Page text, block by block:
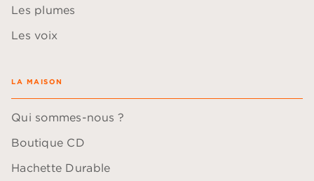
Les plumes
Les voix
LA MAISON
Qui sommes-nous ?
Boutique CD
Hachette Durable